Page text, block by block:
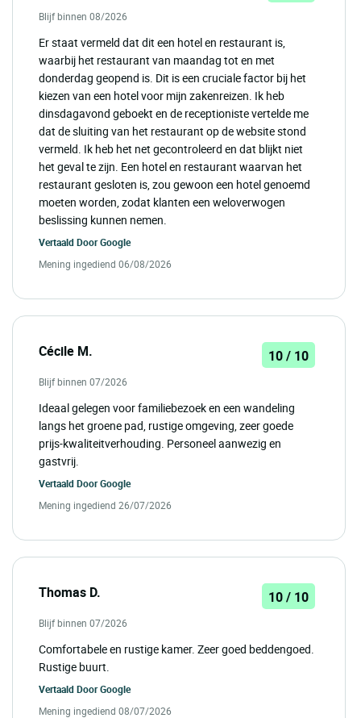
Blijf binnen 08/2026
Er staat vermeld dat dit een hotel en restaurant is,
waarbij het restaurant van maandag tot en met
donderdag geopend is. Dit is een cruciale factor bij het
kiezen van een hotel voor mijn zakenreizen. Ik heb
dinsdagavond geboekt en de receptioniste vertelde me
dat de sluiting van het restaurant op de website stond
vermeld. Ik heb het net gecontroleerd en dat blijkt niet
het geval te zijn. Een hotel en restaurant waarvan het
restaurant gesloten is, zou gewoon een hotel genoemd
moeten worden, zodat klanten een weloverwogen
beslissing kunnen nemen.
Vertaald DoorGoogle
Mening ingediend 06/08/2026
Cécile M. 10 / 10
Blijf binnen 07/2026
Ideaal gelegen voor familiebezoek en een wandeling
langs het groene pad, rustige omgeving, zeer goede
prijs-kwaliteitverhouding. Personeel aanwezig en
gastvrij.
Vertaald DoorGoogle
Mening ingediend 26/07/2026
Thomas D. 10 / 10
Blijf binnen 07/2026
Comfortabele en rustige kamer. Zeer goed beddengoed.
Rustige buurt.
Vertaald DoorGoogle
Mening ingediend 08/07/2026